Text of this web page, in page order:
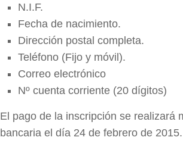
N.I.F.
Fecha de nacimiento.
Dirección postal completa.
Teléfono (Fijo y móvil).
Correo electrónico
Nº cuenta corriente (20 dígitos)
El pago de la inscripción se realizará
bancaria el día 24 de febrero de 2015.